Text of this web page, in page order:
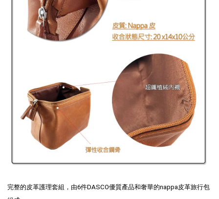
完整的皮革護理套組，由6件DASCO優質產品和奢華的nappa皮革旅行包